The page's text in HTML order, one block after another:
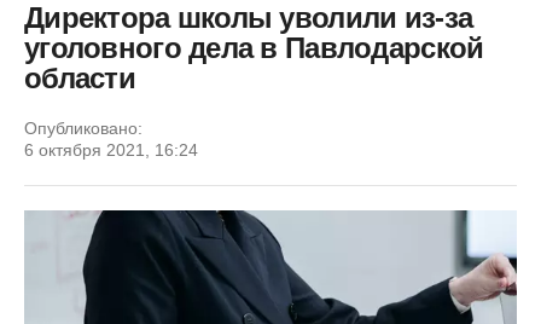
Директора школы уволили из-за
уголовного дела в Павлодарской
области
Опубликовано:
6 октября 2021, 16:24